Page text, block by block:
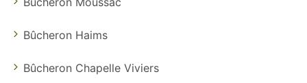
Bûcheron Haims
Bûcheron Chapelle Viviers